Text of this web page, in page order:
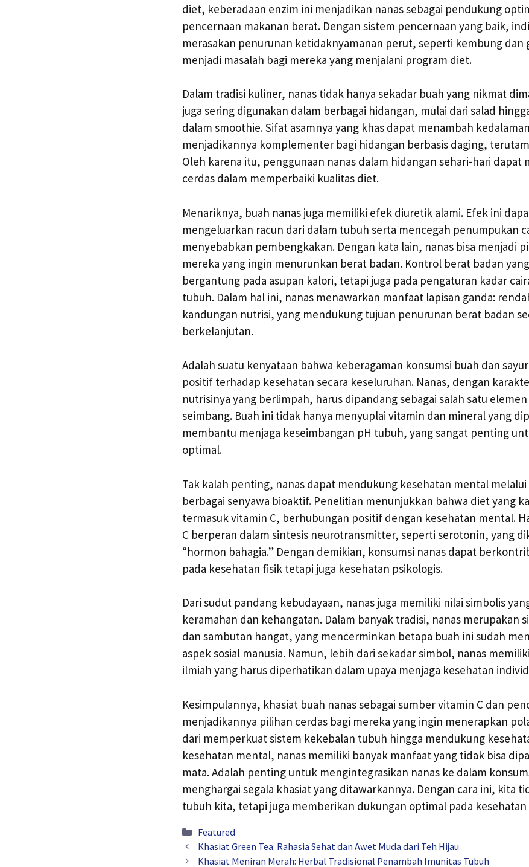
diet, keberadaan enzim ini menjadikan nanas sebagai pendukung
pencernaan makanan berat. Dengan sistem pencernaan yang baik,
merasakan penurunan ketidaknyamanan perut, seperti kembung dan
menjadi masalah bagi mereka yang menjalani program diet.
Dalam tradisi kuliner, nanas tidak hanya sekadar buah yang nikmat
juga sering digunakan dalam berbagai hidangan, mulai dari salad
dalam smoothie. Sifat asamnya yang khas dapat menambah
menjadikannya komplementer bagi hidangan berbasis daging,
Oleh karena itu, penggunaan nanas dalam hidangan sehari-hari dapat
cerdas dalam memperbaiki kualitas diet.
Menariknya, buah nanas juga memiliki efek diuretik alami. Efek ini
mengeluarkan racun dari dalam tubuh serta mencegah penumpukan
menyebabkan pembengkakan. Dengan kata lain, nanas bisa menjadi
mereka yang ingin menurunkan berat badan. Kontrol berat badan
bergantung pada asupan kalori, tetapi juga pada pengaturan kadar
tubuh. Dalam hal ini, nanas menawarkan manfaat lapisan ganda:
kandungan nutrisi, yang mendukung tujuan penurunan berat badan
berkelanjutan.
Adalah suatu kenyataan bahwa keberagaman konsumsi buah dan
positif terhadap kesehatan secara keseluruhan. Nanas, dengan
nutrisinya yang berlimpah, harus dipandang sebagai salah satu
seimbang. Buah ini tidak hanya menyuplai vitamin dan mineral yang
membantu menjaga keseimbangan pH tubuh, yang sangat penting
optimal.
Tak kalah penting, nanas dapat mendukung kesehatan mental
berbagai senyawa bioaktif. Penelitian menunjukkan bahwa diet yang
termasuk vitamin C, berhubungan positif dengan kesehatan mental.
C berperan dalam sintesis neurotransmitter, seperti serotonin, yang
“hormon bahagia.” Dengan demikian, konsumsi nanas dapat
pada kesehatan fisik tetapi juga kesehatan psikologis.
Dari sudut pandang kebudayaan, nanas juga memiliki nilai simbolis
keramahan dan kehangatan. Dalam banyak tradisi, nanas merupakan
dan sambutan hangat, yang mencerminkan betapa buah ini sudah
aspek sosial manusia. Namun, lebih dari sekadar simbol, nanas
ilmiah yang harus diperhatikan dalam upaya menjaga kesehatan
Kesimpulannya, khasiat buah nanas sebagai sumber vitamin C dan
menjadikannya pilihan cerdas bagi mereka yang ingin menerapkan
dari memperkuat sistem kekebalan tubuh hingga mendukung
kesehatan mental, nanas memiliki banyak manfaat yang tidak bisa
mata. Adalah penting untuk mengintegrasikan nanas ke dalam
menghargai segala khasiat yang ditawarkannya. Dengan cara ini, kita
tubuh kita, tetapi juga memberikan dukungan optimal pada
Kategori
Featured
Khasiat Green Tea: Rahasia Sehat dan Awet Muda dari Teh Hijau
Khasiat Meniran Merah: Herbal Tradisional Penambah Imunitas Tubuh